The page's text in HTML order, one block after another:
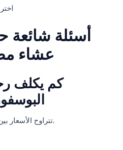
أسئلة
عشاء
كم يكلف
تتراوح الأسعار بين 20 و 120 يورو حسب الجودة.